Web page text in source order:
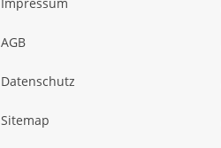
AGB
Datenschutz
Sitemap